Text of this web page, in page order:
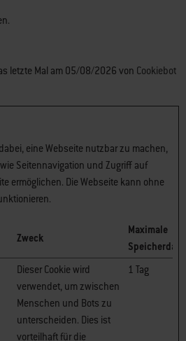
letzte Mal am 05/08/2026 von Cookiebot
eine Webseite nutzbar zu machen,
Seitennavigation und Zugriff auf
ermöglichen. Die Webseite kann ohne
Zweck
Maximale
Dieser Cookie wird
verwendet, um zwischen
Menschen und Bots zu
unterscheiden. Dies ist
vorteilhaft für die
1 Tag